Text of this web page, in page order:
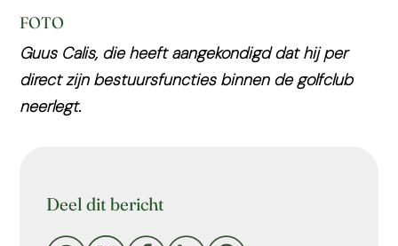
FOTO
Guus Calis, die heeft aangekondigd dat hij per
direct zijn bestuursfuncties binnen de golfclub
neerlegt.
Deel dit bericht